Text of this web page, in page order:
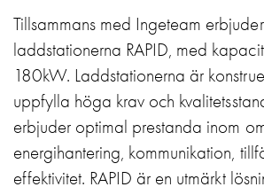
Motorvärmare
Laddstationer
(AC)
Laddstationer
43kW
(AC)
Mätarskåp
Camping
Tillsammans med Ingeteam
laddstationerna RAPID, med
180kW. Laddstationerna är
uppfylla höga krav och
erbjuder optimal prestanda inom
energihantering, kommunikation,
effektivitet. RAPID är en utmärkt